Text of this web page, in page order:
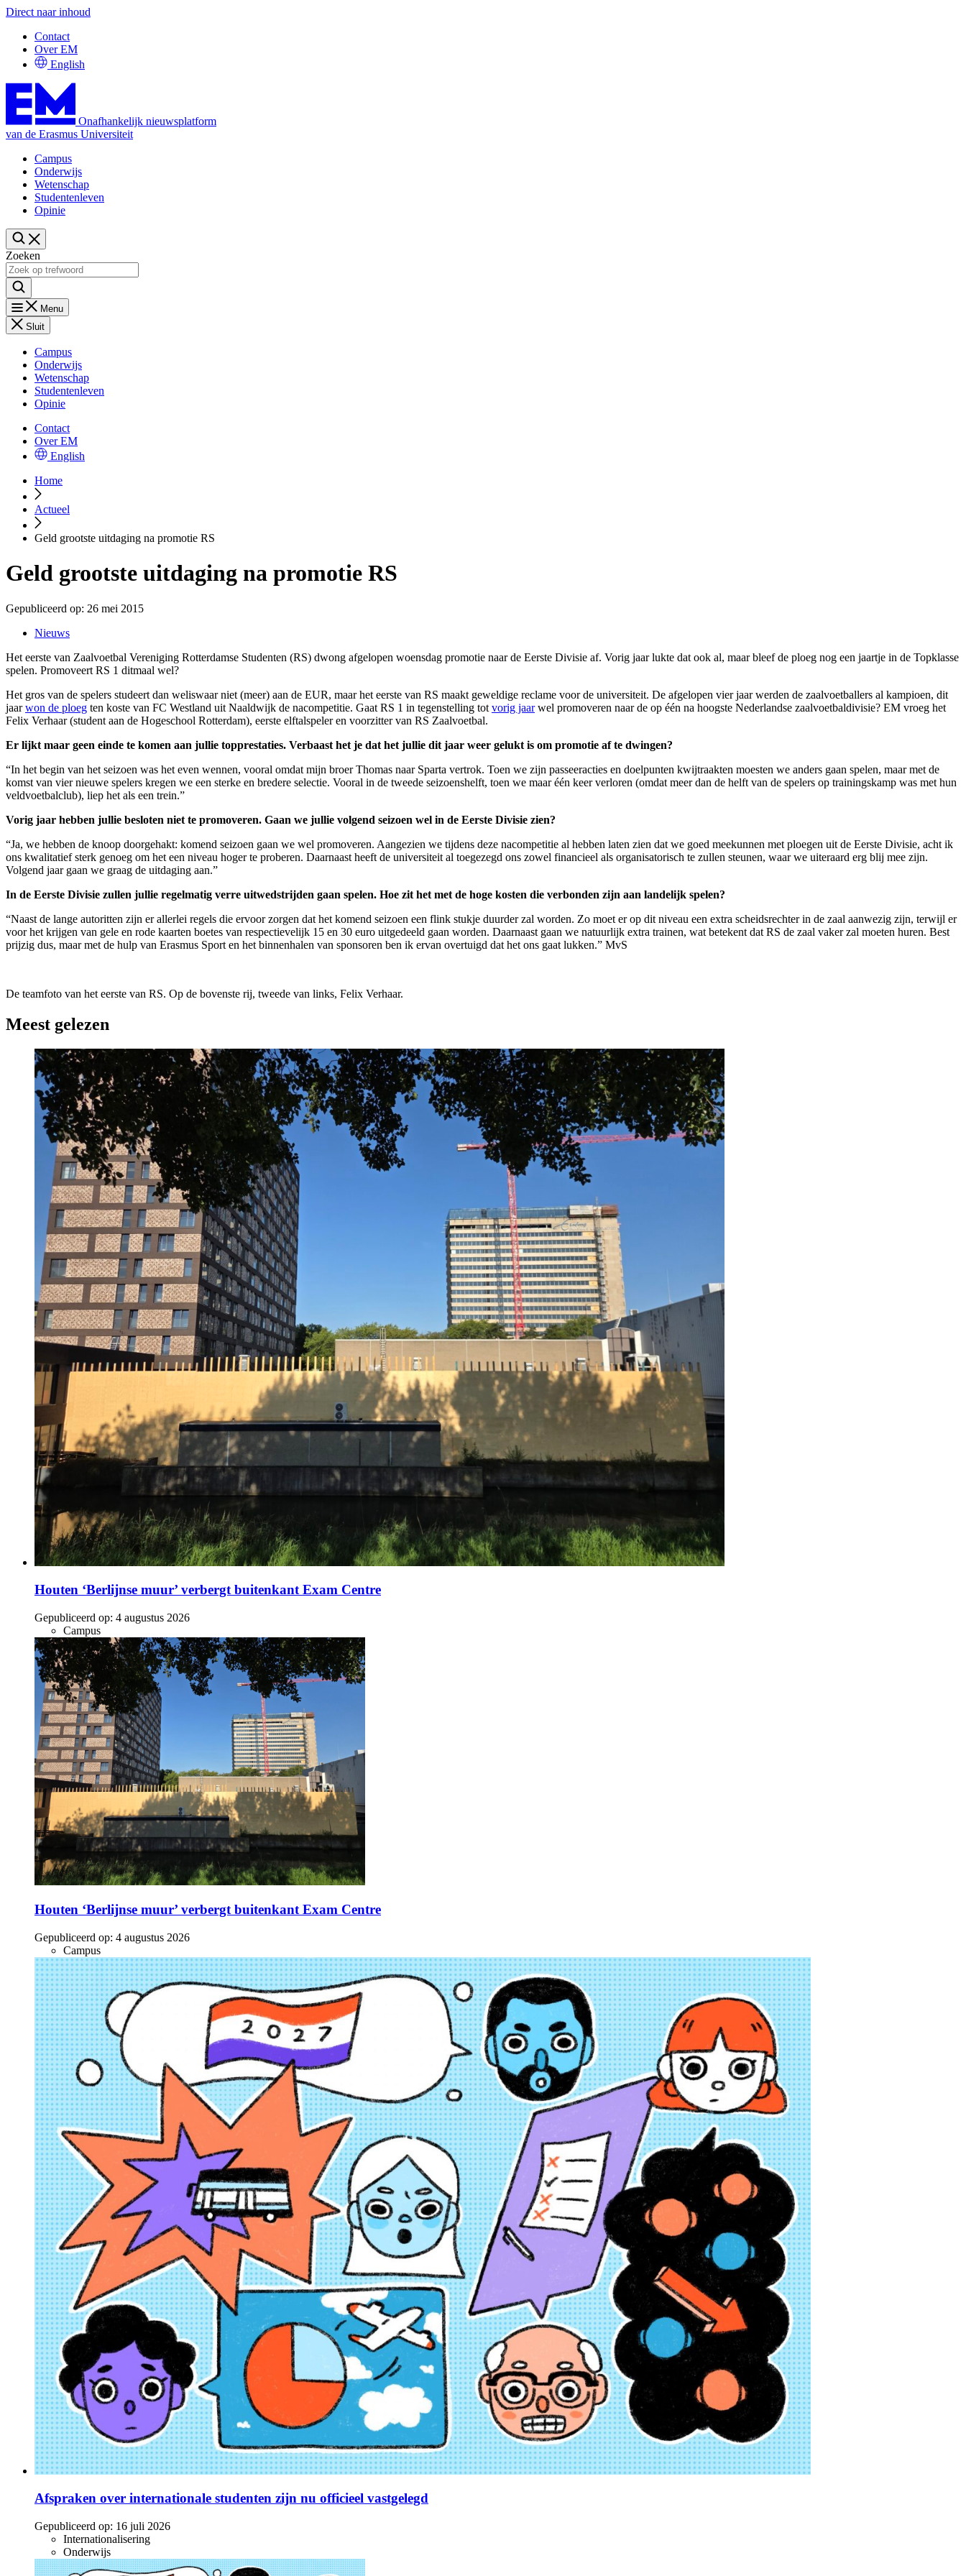
Direct naar inhoud
Contact
Over EM
English
Onafhankelijk nieuwsplatform
van de Erasmus Universiteit
Campus
Onderwijs
Wetenschap
Studentenleven
Opinie
Zoeken
Menu
Sluit
Campus
Onderwijs
Wetenschap
Studentenleven
Opinie
Contact
Over EM
English
Home
Actueel
Geld grootste uitdaging na promotie RS
Geld grootste uitdaging na promotie RS
Gepubliceerd op: 26 mei 2015
Nieuws
Het eerste van Zaalvoetbal Vereniging Rotterdamse Studenten (RS) dwong afgelopen woensdag promotie naar de Eerste Divisie af. Vorig jaar lukte dat ook al, maar bleef de ploeg nog een jaartje in de Topklasse
spelen. Promoveert RS 1 ditmaal wel?
Het gros van de spelers studeert dan weliswaar niet (meer) aan de EUR, maar het eerste van RS maakt geweldige reclame voor de universiteit. De afgelopen vier jaar werden de zaalvoetballers al kampioen, dit
jaarwon de ploeg ten koste van FC Westland uit Naaldwijk de nacompetitie. Gaat RS 1 in tegenstelling tot vorig jaarwel promoveren naar de op één na hoogste Nederlandse zaalvoetbaldivisie? EM vroeg het
Felix Verhaar (student aan de Hogeschool Rotterdam), eerste elftalspeler en voorzitter van RS Zaalvoetbal.
Er lijkt maar geen einde te komen aan jullie topprestaties. Verbaast het je dat het jullie dit jaar weer gelukt is om promotie af te dwingen?
“In het begin van het seizoen was het even wennen, vooral omdat mijn broer Thomas naar Sparta vertrok. Toen we zijn passeeracties en doelpunten kwijtraakten moesten we anders gaan spelen, maar met de
komst van vier nieuwe spelers kregen we een sterke en bredere selectie. Vooral in de tweede seizoenshelft, toen we maar één keer verloren (omdat meer dan de helft van de spelers op trainingskamp was met hun
veldvoetbalclub), liep het als een trein.”
Vorig jaar hebben jullie besloten niet te promoveren. Gaan we jullie volgend seizoen wel in de Eerste Divisie zien?
“Ja, we hebben de knoop doorgehakt: komend seizoen gaan we wel promoveren. Aangezien we tijdens deze nacompetitie al hebben laten zien dat we goed meekunnen met ploegen uit de Eerste Divisie, acht ik
ons kwalitatief sterk genoeg om het een niveau hoger te proberen. Daarnaast heeft de universiteit al toegezegd ons zowel financieel als organisatorisch te zullen steunen, waar we uiteraard erg blij mee zijn.
Volgend jaar gaan we graag de uitdaging aan.”
In de Eerste Divisie zullen jullie regelmatig verre uitwedstrijden gaan spelen. Hoe zit het met de hoge kosten die verbonden zijn aan landelijk spelen?
“Naast de lange autoritten zijn er allerlei regels die ervoor zorgen dat het komend seizoen een flink stukje duurder zal worden. Zo moet er op dit niveau een extra scheidsrechter in de zaal aanwezig zijn, terwijl er
voor het krijgen van gele en rode kaarten boetes van respectievelijk 15 en 30 euro uitgedeeld gaan worden. Daarnaast gaan we natuurlijk extra trainen, wat betekent dat RS de zaal vaker zal moeten huren. Best
prijzig dus, maar met de hulp van Erasmus Sport en het binnenhalen van sponsoren ben ik ervan overtuigd dat het ons gaat lukken.” MvS
De teamfoto van het eerste van RS. Op de bovenste rij, tweede van links, Felix Verhaar.
Meest gelezen
Houten ‘Berlijnse muur’ verbergt buitenkant Exam Centre
Gepubliceerd op: 4 augustus 2026
Campus
Houten ‘Berlijnse muur’ verbergt buitenkant Exam Centre
Gepubliceerd op: 4 augustus 2026
Campus
Afspraken over internationale studenten zijn nu officieel vastgelegd
Gepubliceerd op: 16 juli 2026
Internationalisering
Onderwijs